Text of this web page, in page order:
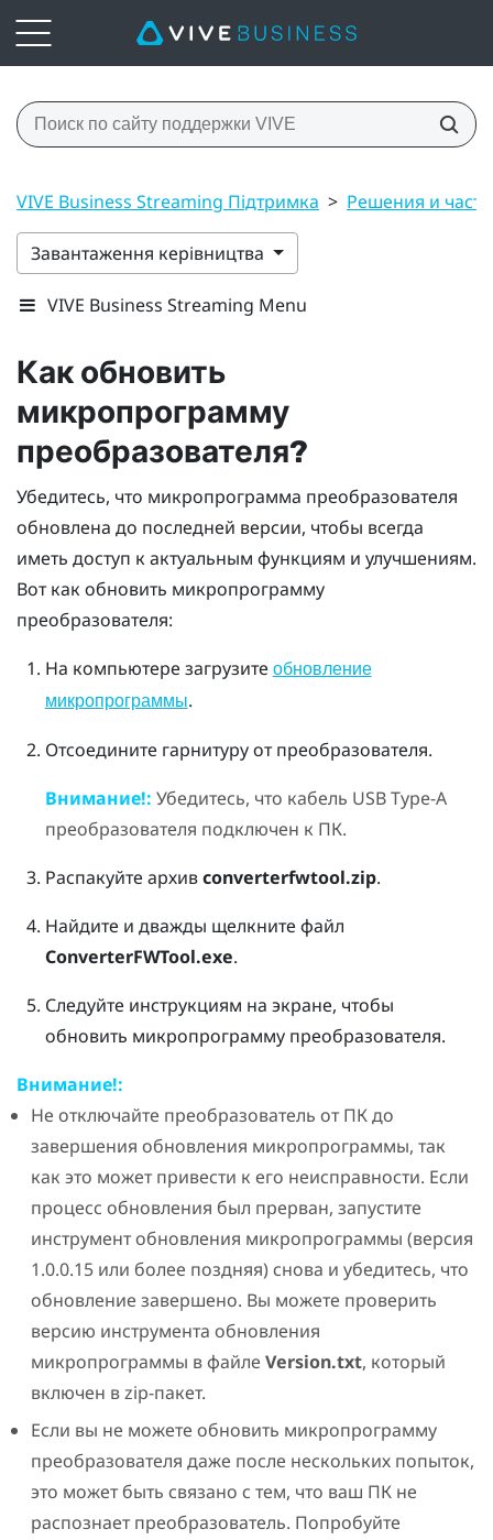
VIVE Business Streaming Підтримка > Решения и
Завантаження керівництва
VIVE Business Streaming Menu
Как обновить
микропрограмму
преобразователя?
Убедитесь, что микропрограмма преобразователя
обновлена до последней версии, чтобы всегда
иметь доступ к актуальным функциям и улучшениям.
Вот как обновить микропрограмму
преобразователя:
На компьютере загрузите обновление
микропрограммы.
Отсоедините гарнитуру от преобразователя.
Внимание!: Убедитесь, что кабель USB Type-A
преобразователя подключен к ПК.
Распакуйте архивconverterfwtool.zip.
Найдите и дважды щелкните файл
ConverterFWTool.exe.
Следуйте инструкциям на экране, чтобы
обновить микропрограмму преобразователя.
Внимание!:
Не отключайте преобразователь от ПК до
завершения обновления микропрограммы, так
как это может привести к его неисправности. Если
процесс обновления был прерван, запустите
инструмент обновления микропрограммы (версия
1.0.0.15 или более поздняя) снова и убедитесь, что
обновление завершено. Вы можете проверить
версию инструмента обновления
микропрограммы в файле Version.txt, который
включен в zip-пакет.
Если вы не можете обновить микропрограмму
преобразователя даже после нескольких попыток,
это может быть связано с тем, что ваш ПК не
распознает преобразователь. Попробуйте